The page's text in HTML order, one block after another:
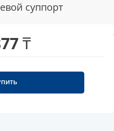
суппорт
₸